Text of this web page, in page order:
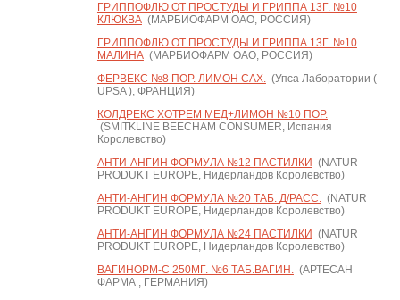
ГРИППОФЛЮ ОТ ПРОСТУДЫ И ГРИППА 13Г. №10
КЛЮКВА(МАРБИОФАРМ ОАО, РОССИЯ)
ГРИППОФЛЮ ОТ ПРОСТУДЫ И ГРИППА 13Г. №10
МАЛИНА(МАРБИОФАРМ ОАО, РОССИЯ)
ФЕРВЕКС №8 ПОР. ЛИМОН САХ.(Упса Лаборатории (
UPSA ), ФРАНЦИЯ)
КОЛДРЕКС ХОТРЕМ МЕД+ЛИМОН №10 ПОР.
(SMITKLINE BEECHAM CONSUMER, Испания
Королевство)
АНТИ-АНГИН ФОРМУЛА №12 ПАСТИЛКИ (NATUR
PRODUKT EUROPE, Нидерландов Королевство)
АНТИ-АНГИН ФОРМУЛА №20 ТАБ. Д/РАСС.(NATUR
PRODUKT EUROPE, Нидерландов Королевство)
АНТИ-АНГИН ФОРМУЛА №24 ПАСТИЛКИ (NATUR
PRODUKT EUROPE, Нидерландов Королевство)
ВАГИНОРМ-С 250МГ. №6 ТАБ.ВАГИН.(АРТЕСАН
ФАРМА , ГЕРМАНИЯ)